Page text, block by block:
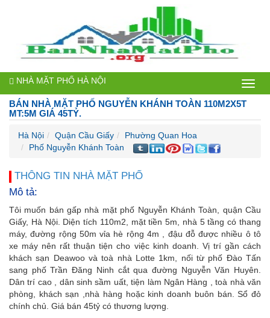
Bán
nhà
NHÀ MẶT PHỐ HÀ NỘI
BÁN NHÀ MẶT PHỐ NGUYỄN KHÁNH TOÀN 110M2X5T
MT:5M GIÁ 45TỶ.
Hà Nội Quận Cầu Giấy
Phường Quan Hoa
Phố Nguyễn Khánh Toàn
THÔNG TIN NHÀ MẶT PHỐ
Mô tả:
Tôi muốn bán gấp nhà mặt phố Nguyễn Khánh Toàn, quận Cầu
Giấy, Hà Nội. Diện tích 110m2, mặt tiền 5m, nhà 5 tầng có thang
máy, đường rộng 50m vỉa hè rộng 4m , đậu đỗ được nhiều ô tô
xe máy nên rất thuận tiện cho việc kinh doanh. Vị trí gần cách
khách sạn Deawoo và toà nhà Lotte 1km, nối từ phố Đào Tấn
sang phố Trần Đăng Ninh cắt qua đường Nguyễn Văn Huyên.
Dân trí cao , dân sinh sầm uất, tiện làm Ngân Hàng , toà nhà văn
phòng, khách sạn ,nhà hàng hoặc kinh doanh buôn bán. Sổ đỏ
chính chủ. Giá bán 45tỷ có thương lượng.